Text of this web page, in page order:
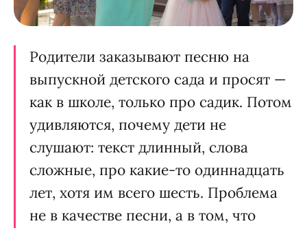
Родители заказывают песню на
выпускной детского сада и просят —
как в школе, только про садик. Потом
удивляются, почему дети не
слушают: текст длинный, слова
сложные, про какие-то одиннадцать
лет, хотя им всего шесть. Проблема
не в качестве песни, а в том, что